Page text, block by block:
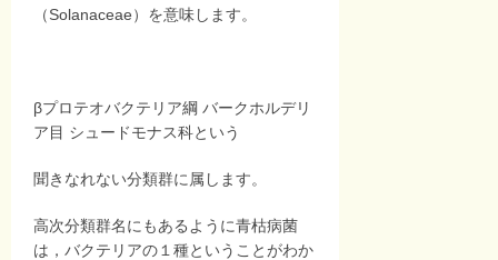
（Solanaceae）を意味します。
βプロテオバクテリア綱 バークホルデリ
ア目 シュードモナス科という
聞きなれない分類群に属します。
高次分類群名にもあるように青枯病菌
は，バクテリアの１種ということがわか